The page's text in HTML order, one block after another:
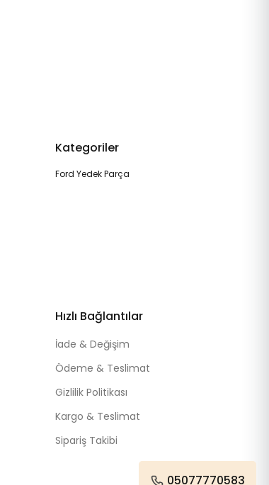
Kategoriler
Ford Yedek Parça
Hızlı Bağlantılar
İade & Değişim
Ödeme & Teslimat
Gizlilik Politikası
Kargo & Teslimat
Sipariş Takibi
05077770583